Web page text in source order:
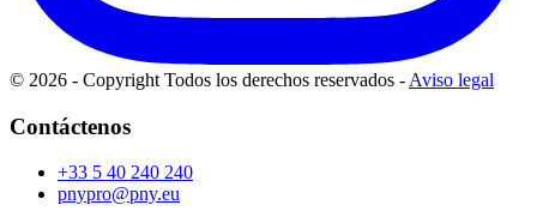
© 2026 - Copyright Todos los derechos reservados - Aviso legal
Contáctenos
+33 5 40 240 240
pnypro@pny.eu